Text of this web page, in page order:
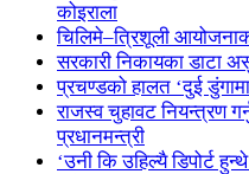
कोइराला
चिलिमे–त्रिशूली
सरकारी निकायका डाटा
प्रचण्डको हालत ‘दुई
राजस्व चुहावट नियन्त्रण
प्रधानमन्त्री
‘उनी कि उहिल्यै डिपोर्ट